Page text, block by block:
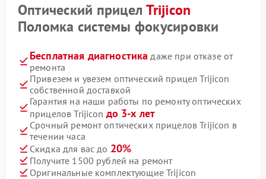
Оптический прицелTrijicon
Поломка системы фокусировки
Бесплатная диагностика даже при отказе от
ремонта
Привезем и увезем оптический прицел Trijicon
собственной доставкой
Гарантия на наши работы по ремонту оптических
прицелов Trijicon до 3-х лет
Срочный ремонт оптических прицелов Trijicon в
течении часа
Скидка для вас до 20%
Получите 1500 рублей на ремонт
Оригинальные комплектующие Trijicon